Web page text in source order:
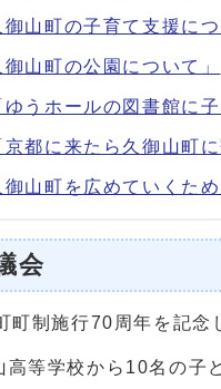
山町の子育て支援につ
山町の公園について」
うホールの図書館に
都に来たら久御山町
山町を広めていくため
会
町制施行70周年を記念
等学校から10名の子